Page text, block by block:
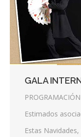
Contacta
Info
GALA
Estimados
Estas